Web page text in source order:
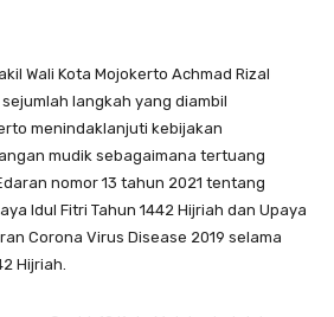
Wali Kota Mojokerto Achmad Rizal
langkah yang diambil
menindaklanjuti kebijakan
mudik sebagaimana tertuang
nomor 13 tahun 2021 tentang
Idul Fitri Tahun 1442 Hijriah dan Upaya
Corona Virus Disease 2019 selama
Hijriah.